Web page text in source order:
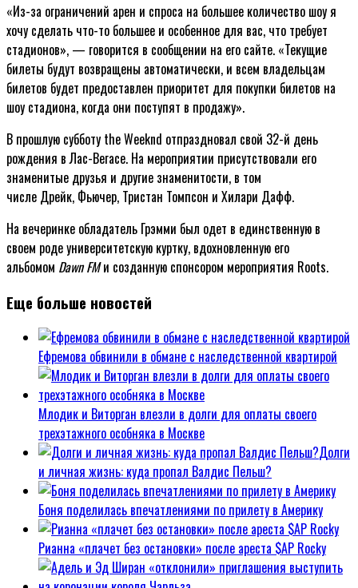
«Из-за ограничений арен и спроса на большее количество шоу я
хочу сделать что-то большее и особенное для вас, что требует
стадионов», — говорится в сообщении на его сайте. «Текущие
билеты будут возвращены автоматически, и всем владельцам
билетов будет предоставлен приоритет для покупки билетов на
шоу стадиона, когда они поступят в продажу».
В прошлую субботу the Weeknd отпраздновал свой 32-й день
рождения в Лас-Вегасе. На мероприятии присутствовали его
знаменитые друзья и другие знаменитости, в том
числе Дрейк, Фьючер, Тристан Томпсон и Хилари Дафф.
На вечеринке обладатель Грэмми был одет в единственную в
своем роде университетскую куртку, вдохновленную его
альбомом Dawn FMи созданную спонсором мероприятия Roots.
Еще больше новостей
Ефремова обвинили в обмане с наследственной квартирой
Млодик и Виторган влезли в долги для оплаты своего
трехэтажного особняка в Москве
Долги
и личная жизнь: куда пропал Валдис Пельш?
Боня поделилась впечатлениями по прилету в Америку
Рианна «плачет без остановки» после ареста $AP Rocky